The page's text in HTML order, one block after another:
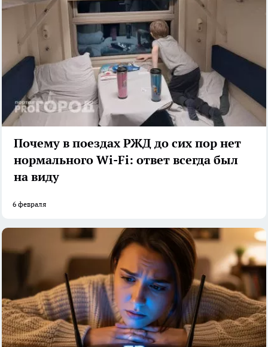
Почему в поездах РЖД до сих пор нет
нормального Wi-Fi: ответ всегда был
на виду
6 февраля